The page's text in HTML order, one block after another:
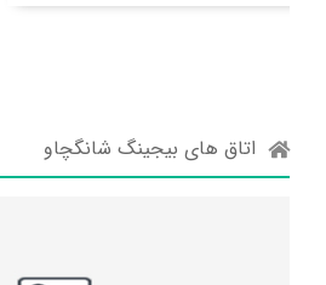
اتاق های بیجینگ شانگچاو